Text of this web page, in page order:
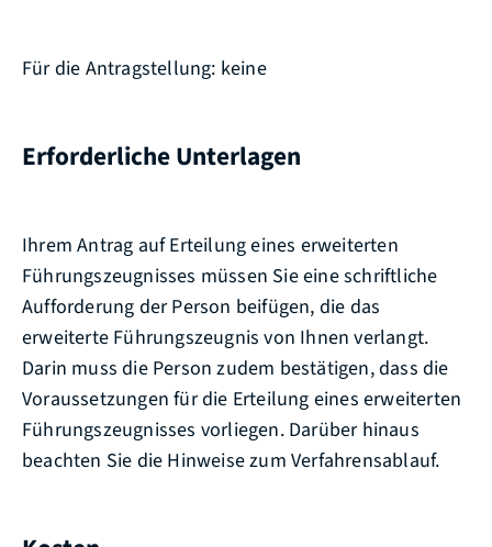
Für die Antragstellung: keine
Erforderliche Unterlagen
Ihrem Antrag auf Erteilung eines erweiterten
Führungszeugnisses müssen Sie eine schriftliche
Aufforderung der Person beifügen, die das
erweiterte Führungszeugnis von Ihnen verlangt.
Darin muss die Person zudem bestätigen, dass die
Voraussetzungen für die Erteilung eines erweiterten
Führungszeugnisses vorliegen. Darüber hinaus
beachten Sie die Hinweise zum Verfahrensablauf.